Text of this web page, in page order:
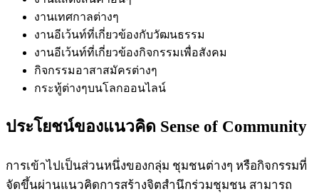
งานเทศกาลต่างๆ
งานอีเว้นท์ที่เกี่ยวข้องกับวัฒนธรรม
งานอีเว้นท์ที่เกี่ยวข้องกิจกรรมเพื่อสังคม
กิจกรรมอาสาสมัครต่างๆ
กระทู้ต่างๆบนโลกออนไลน์
ประโยชน์ของแนวคิด Sense of Community
การเข้าไปเป็นส่วนหนึ่งของกลุ่ม ชุมชนต่างๆ หรือกิจกรรมที่
จัดขึ้นผ่านแนวคิดการสร้างจิตสำนึกร่วมชุมชน สามารถ